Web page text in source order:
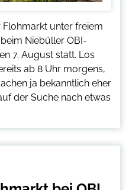
Flohmarkt unter freiem
Niebüller OBI-
7. August statt. Los
ab 8 Uhr morgens,
ja bekanntlich eher
der Suche nach etwas